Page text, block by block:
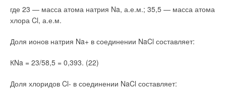
где 23 — масса атома натрия Na, а.е.м.; 35,5 — масса атома
хлора Cl, а.е.м.
Доля ионов натрия Na+ в соединении NaCl составляет:
КNa = 23/58,5 = 0,393. (22)
Доля хлоридов Cl- в соединении NaCl составляет:
водосливной арматуры. В противном случае потребитель
неминуемо столкнётся с необходимостью частой замены
засорившегося сифона.
3. Должны оставаться герметичными
значение для любой арматуры, как части трубопровода для
транспортировки жидкости, имеет герметичность.
Коррозионная стойкость сплавов, используемых для
элементов трубопроводов, зависит от относительного
электродного потенциала базового металла, формирующего
сплав, и способности сплава к пассивации под воздействием
все металлы формируют так называемый